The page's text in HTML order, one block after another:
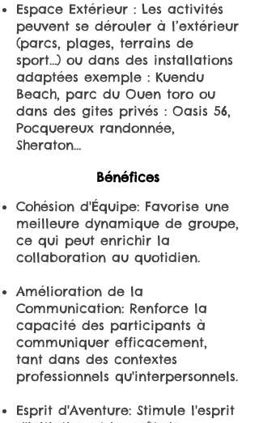
Espace Extérieur : Les activités
peuvent se dérouler à l’extérieur
(parcs, plages, terrains de
sport…) ou dans des installations
adaptées exemple : Kuendu
Beach, parc du Ouen toro ou
dans des gites privés : Oasis 56,
Pocquereux randonnée,
Sheraton…
Bénéfices
Cohésion d'Équipe: Favorise une
meilleure dynamique de groupe,
ce qui peut enrichir la
collaboration au quotidien.
Amélioration de la
Communication: Renforce la
capacité des participants à
communiquer efficacement,
tant dans des contextes
professionnels qu'interpersonnels.
Esprit d'Aventure: Stimule l'esprit